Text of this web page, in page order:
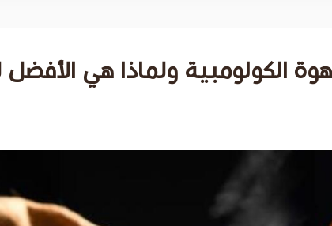
الكولومبية ولماذا هي الأفضل